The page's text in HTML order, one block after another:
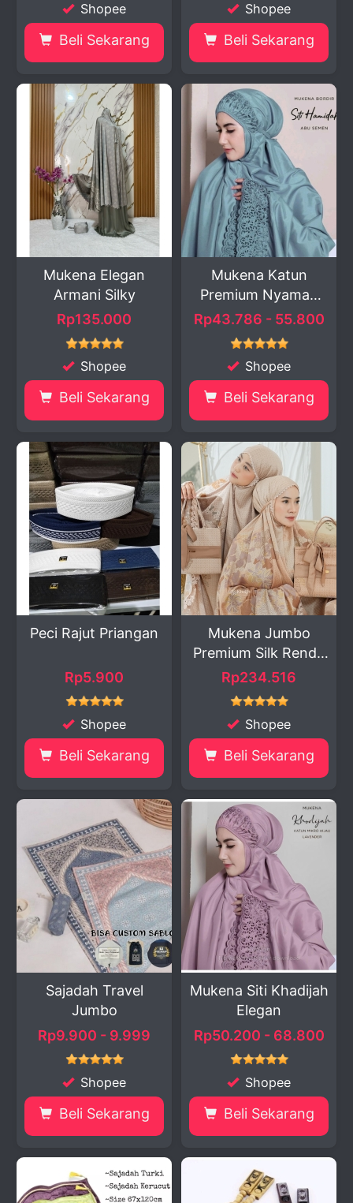
Shopee
Beli Sekarang
Shopee
Beli Sekarang
Mukena Elegan
Armani Silky
Rp135.000
Shopee
Beli Sekarang
Mukena Katun
Premium Nyaman
dan Adem
Rp43.786 - 55.800
Shopee
Beli Sekarang
Peci Rajut Priangan
Rp5.900
Shopee
Beli Sekarang
Mukena Jumbo
Premium Silk Renda
Mewa...
Rp234.516
Shopee
Beli Sekarang
Sajadah Travel
Jumbo
Rp9.900 - 9.999
Shopee
Beli Sekarang
Mukena Siti Khadijah
Elegan
Rp50.200 - 68.800
Shopee
Beli Sekarang